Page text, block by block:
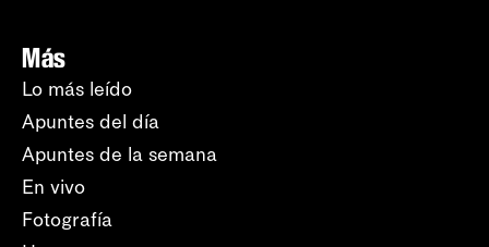
Más
Lo más leído
Apuntes del día
Apuntes de la semana
En vivo
Fotografía